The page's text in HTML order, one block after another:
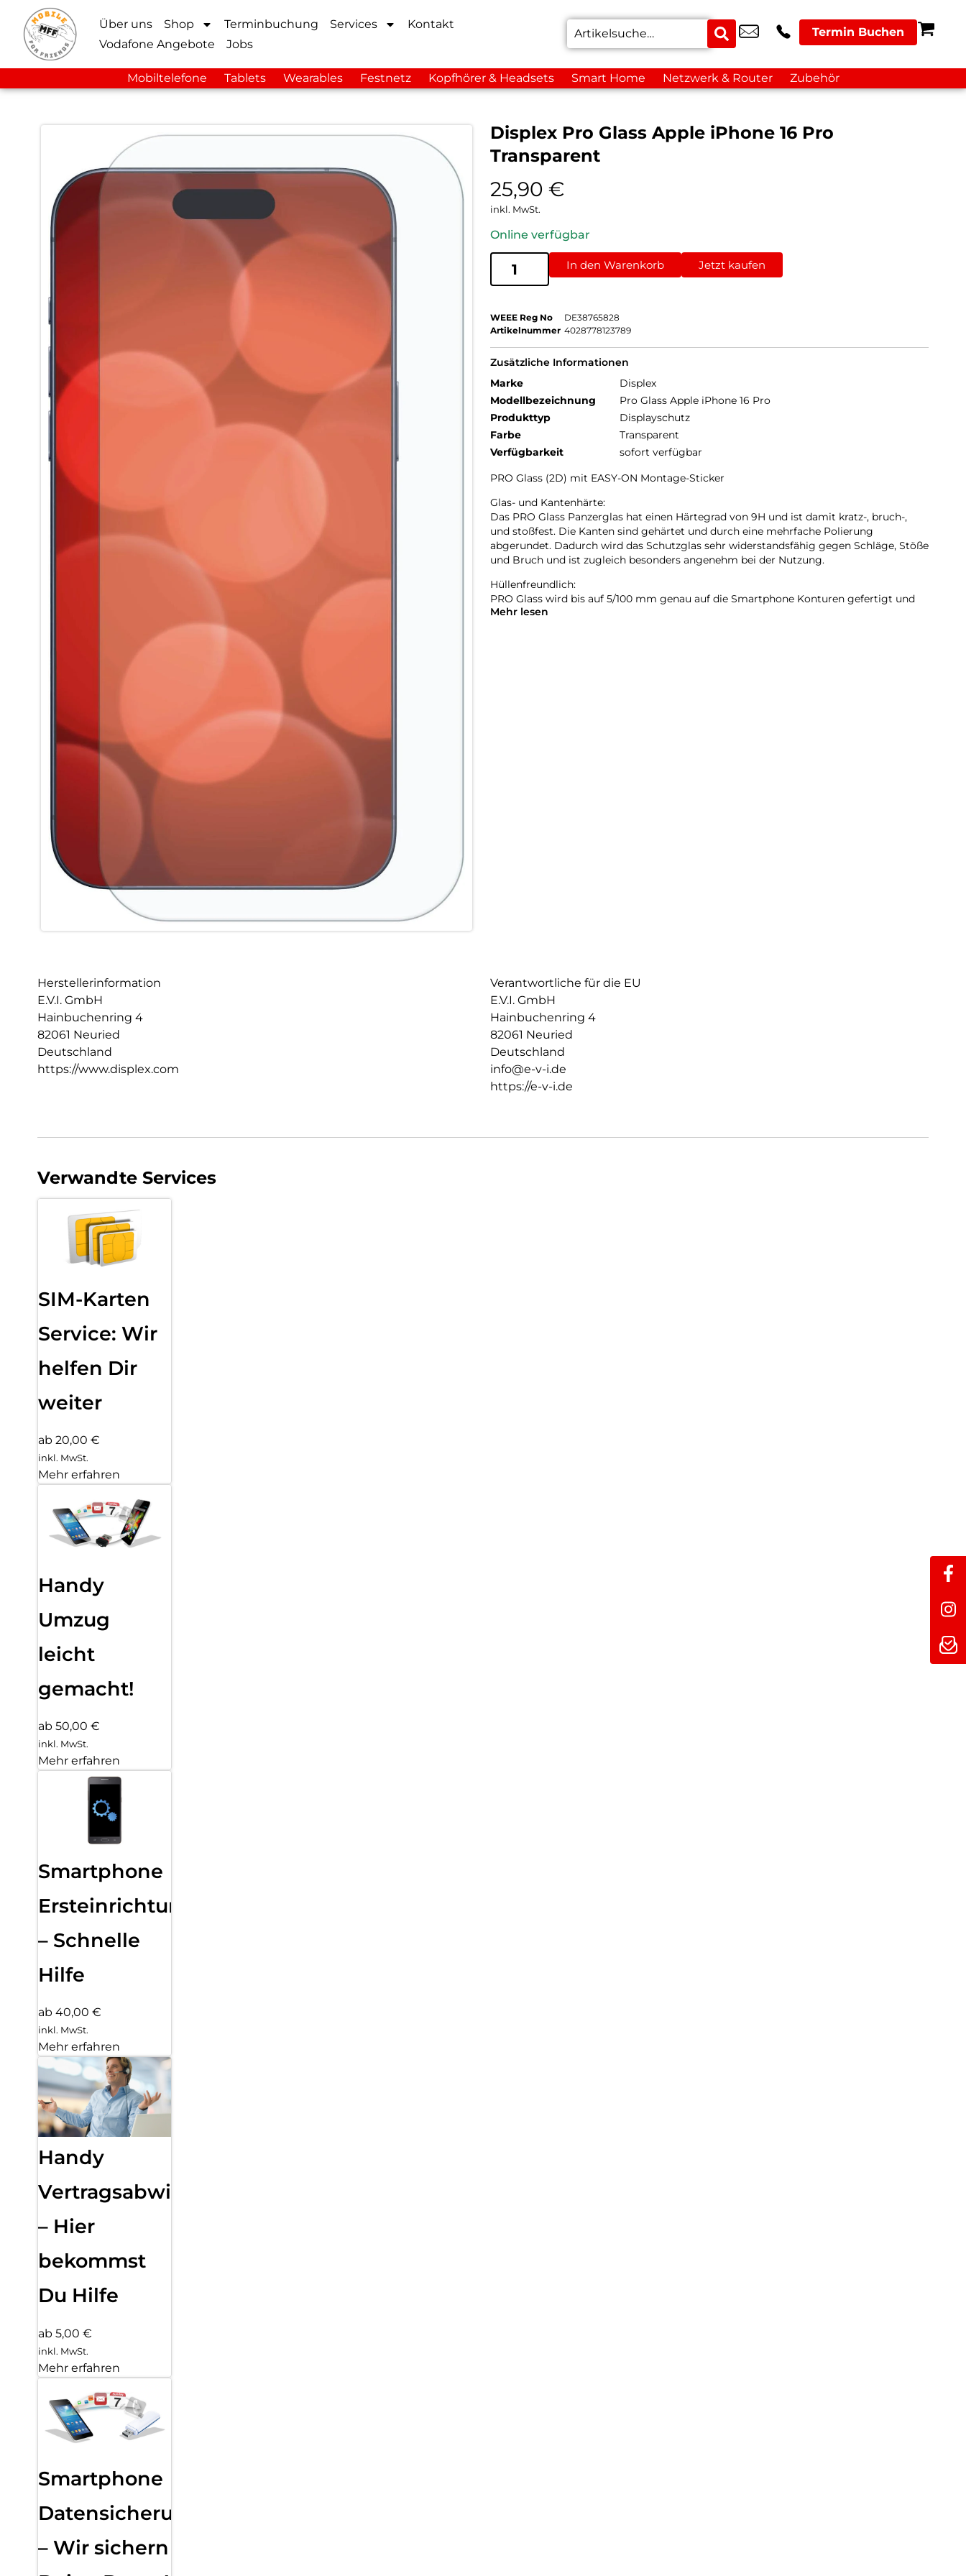
Über uns Shop Terminbuchung Services
Kontakt
Vodafone Angebote
Jobs
Termin Buchen
Mobiltelefone Tablets Wearables Festnetz Kopfhörer & Headsets Smart Home Netzwerk & Router Zubehör
Displex Pro Glass Apple iPhone 16 Pro
Transparent
25,90 €
inkl. MwSt.
Online verfügbar
In den Warenkorb Jetzt kaufen
WEEE Reg No
DE38765828
Artikelnummer 4028778123789
Zusätzliche Informationen
Marke
Displex
Modellbezeichnung
Pro Glass Apple iPhone 16 Pro
Produkttyp
Displayschutz
Farbe
Transparent
Verfügbarkeit
sofort verfügbar
PRO Glass (2D) mit EASY-ON Montage-Sticker
Glas- und Kantenhärte:
Das PRO Glass Panzerglas hat einen Härtegrad von 9H und ist damit kratz-, bruch-,
und stoßfest. Die Kanten sind gehärtet und durch eine mehrfache Polierung
abgerundet. Dadurch wird das Schutzglas sehr widerstandsfähig gegen Schläge, Stöße
und Bruch und ist zugleich besonders angenehm bei der Nutzung.
Hüllenfreundlich:
PRO Glass wird bis auf 5/100 mm genau auf die Smartphone Konturen gefertigt und
passt somit perfekt auf Ihr Smartphone. Außerdem ist die Schutzfolie ultradünn. Somit
Hersteller angepasst. Auch die Optik wird dabei nicht beeinflusst: trotz
Displayschutzfolie können Sie packende Videos und Fotos mit maximaler Transparenz
und Farbtreue genießen.
Einfaches, blasenfreies Aufbringen:
Mit dem EASY-ON Montage-Sticker und dem dazugehörigen Video Tutorial gestaltet
sich die Montage des Tempered Glass schnell, einfach und exakt. Das Ergebnis: kein
schiefes Aufliegen des Screen Protectors auf dem Display, keine verdeckten Öffnungen
Mehr lesen
Herstellerinformation
E.V.I. GmbH
Hainbuchenring 4
82061 Neuried
Deutschland
https://www.displex.com
Verantwortliche für die EU
E.V.I. GmbH
Hainbuchenring 4
82061 Neuried
Deutschland
info@e-v-i.de
https://e-v-i.de
Verwandte Services
SIM-Karten
Service: Wir
helfen Dir
weiter
ab 20,00 €
inkl. MwSt.
Mehr erfahren
Handy
Umzug
leicht
gemacht!
ab 50,00 €
inkl. MwSt.
Mehr erfahren
Smartphone
Ersteinrichtung
– Schnelle
Hilfe
ab 40,00 €
inkl. MwSt.
Mehr erfahren
Handy
Vertragsabwicklung
– Hier
bekommst
Du Hilfe
ab 5,00 €
inkl. MwSt.
Mehr erfahren
Smartphone
Datensicherung
– Wir sichern